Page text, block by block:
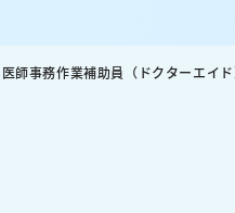
医師事務作業補助員（ドクターエ